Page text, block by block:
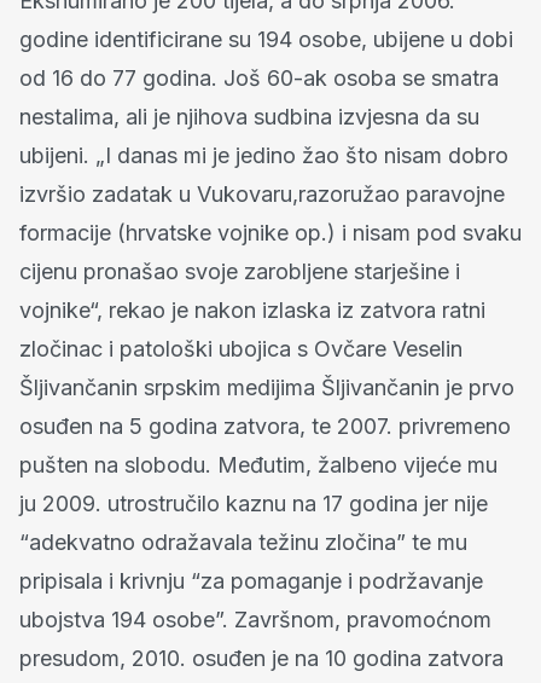
godine identificirane su 194 osobe, ubijene u dobi
od 16 do 77 godina. Još 60-ak osoba se smatra
nestalima, ali je njihova sudbina izvjesna da su
ubijeni. „I danas mi je jedino žao što nisam dobro
izvršio zadatak u Vukovaru,razoružao paravojne
formacije (hrvatske vojnike op.) i nisam pod svaku
cijenu pronašao svoje zarobljene starješine i
vojnike“, rekao je nakon izlaska iz zatvora ratni
zločinac i patološki ubojica s Ovčare Veselin
Šljivančanin srpskim medijima Šljivančanin je prvo
osuđen na 5 godina zatvora, te 2007. privremeno
pušten na slobodu. Međutim, žalbeno vijeće mu
ju 2009. utrostručilo kaznu na 17 godina jer nije
“adekvatno odražavala težinu zločina” te mu
pripisala i krivnju “za pomaganje i podržavanje
ubojstva 194 osobe”. Završnom, pravomoćnom
presudom, 2010. osuđen je na 10 godina zatvora